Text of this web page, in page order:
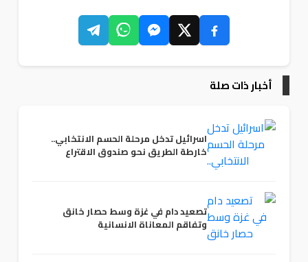
أخبار ذات صلة
اسرائيل تدخل مرحلة الحسم الانتخابي..
خارطة الطريق نحو صندوق الاقتراع
تصعيد دام في غزة وسط حصار خانق
وتفاقم المعاناة الانسانية